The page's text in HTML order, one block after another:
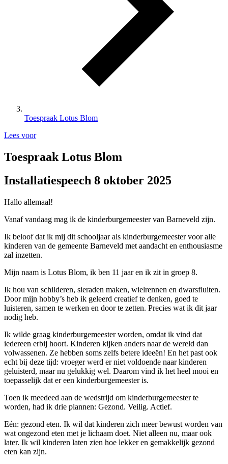
Toespraak Lotus Blom
Lees voor
Toespraak Lotus Blom
Installatiespeech 8 oktober 2025
Hallo allemaal!
Vanaf vandaag mag ik de kinderburgemeester van Barneveld zijn.
Ik beloof dat ik mij dit schooljaar als kinderburgemeester voor alle
kinderen van de gemeente Barneveld met aandacht en enthousiasme
zal inzetten.
Mijn naam is Lotus Blom, ik ben 11 jaar en ik zit in groep 8.
Ik hou van schilderen, sieraden maken, wielrennen en dwarsfluiten.
Door mijn hobby’s heb ik geleerd creatief te denken, goed te
luisteren, samen te werken en door te zetten. Precies wat ik dit jaar
nodig heb.
Ik wilde graag kinderburgemeester worden, omdat ik vind dat
iedereen erbij hoort. Kinderen kijken anders naar de wereld dan
volwassenen. Ze hebben soms zelfs betere ideeën! En het past ook
echt bij deze tijd: vroeger werd er niet voldoende naar kinderen
geluisterd, maar nu gelukkig wel. Daarom vind ik het heel mooi en
toepasselijk dat er een kinderburgemeester is.
Toen ik meedeed aan de wedstrijd om kinderburgemeester te
worden, had ik drie plannen: Gezond. Veilig. Actief.
Eén: gezond eten. Ik wil dat kinderen zich meer bewust worden van
wat ongezond eten met je lichaam doet. Niet alleen nu, maar ook
later. Ik wil kinderen laten zien hoe lekker en gemakkelijk gezond
eten kan zijn.